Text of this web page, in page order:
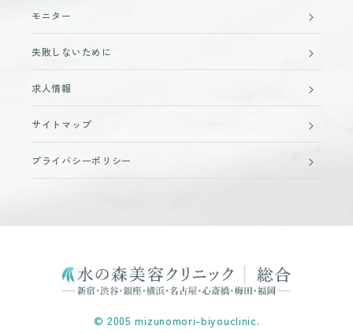
モニター
失敗しないために
求人情報
サイトマップ
プライバシーポリシー
© 2005 mizunomori-biyouclinic.